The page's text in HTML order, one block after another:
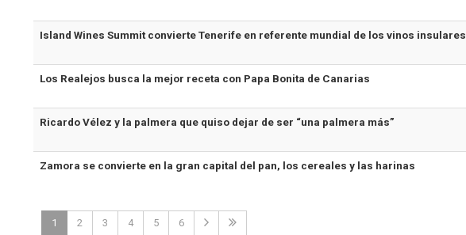
Island Wines Summit convierte Tenerife en referente mundial de los vinos insulares
Los Realejos busca la mejor receta con Papa Bonita de Canarias
Ricardo Vélez y la palmera que quiso dejar de ser “una palmera más”
Zamora se convierte en la gran capital del pan, los cereales y las harinas
1 2 3 4 5 6